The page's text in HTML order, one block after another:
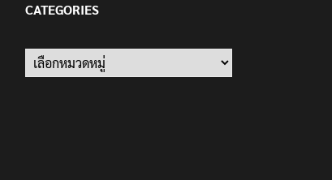
CATEGORIES
Categories